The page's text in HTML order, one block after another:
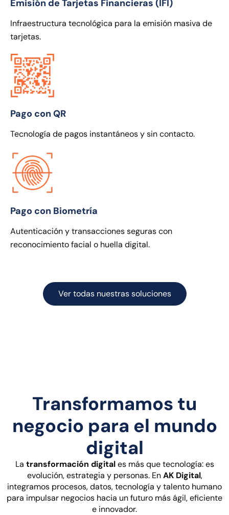
Emisión de Tarjetas Financieras (IFI)
Infraestructura tecnológica para la emisión masiva de
tarjetas.
Pago con QR
Tecnología de pagos instantáneos y sin contacto.
Pago con Biometría
Autenticación y transacciones seguras con
reconocimiento facial o huella digital.
Ver todas nuestras soluciones
Transformamos tu
negocio para el mundo
digital
La transformación digitales más que tecnología: es
evolución, estrategia y personas. EnAK Digital,
integramos procesos, datos, tecnología y talento humano
para impulsar negocios hacia un futuro más ágil, eficiente
e innovador.